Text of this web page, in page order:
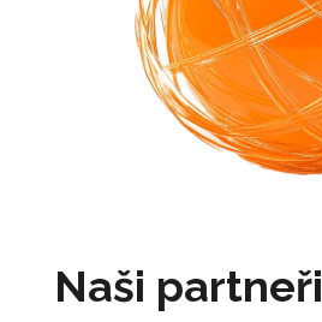
Naši partneři